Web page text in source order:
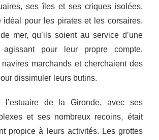
ses îles et ses criques isolées,
idéal pour les pirates et les corsaires.
mer, qu’ils soient au service d’une
pour leur propre compte,
marchands et cherchaient des
dissimuler leurs butins.
l’estuaire de la Gironde, avec ses
et ses nombreux recoins, était
propice à leurs activités. Les grottes